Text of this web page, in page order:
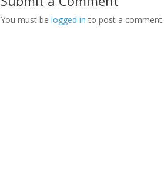
You must belogged in to post a comment.